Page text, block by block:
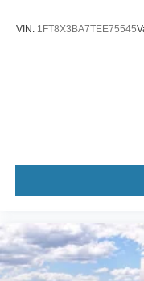
VIN: 1FT8X3BA7TEE75545